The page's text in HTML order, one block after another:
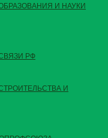
И НАУКИ
РФ
И